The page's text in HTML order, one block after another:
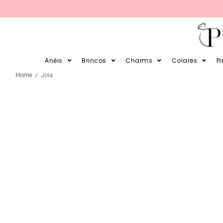
PARCELE SUAS COMPRAS EM
Anéis Brincos Charms Colares
Home / Joia